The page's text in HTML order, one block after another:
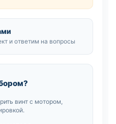
и ответим на вопросы
винт с мотором,